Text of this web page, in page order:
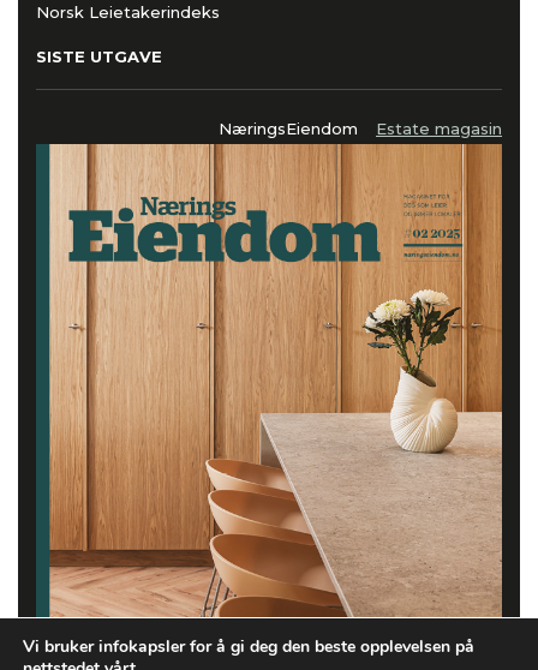
Norsk Leietakerindeks
SISTE UTGAVE
NæringsEiendom Estate magasin
Vi bruker infokapsler for å gi deg den beste opplevelsen på